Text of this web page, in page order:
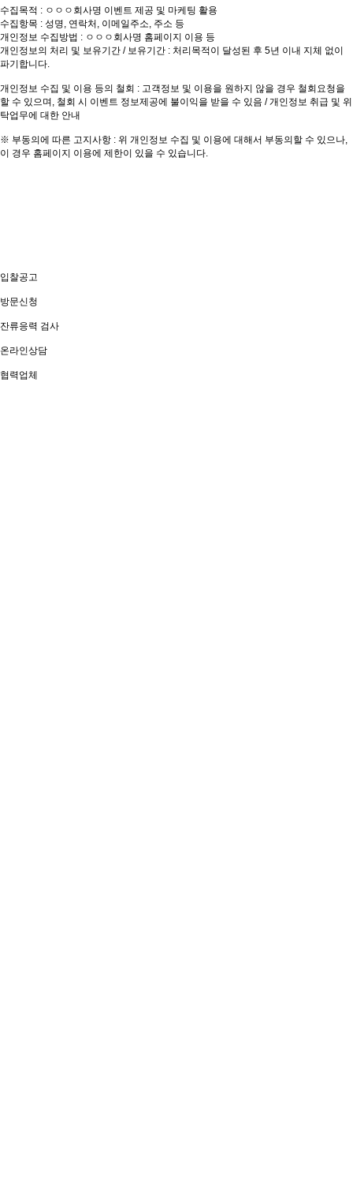
수집목적 : ㅇㅇㅇ회사명 이벤트 제공 및 마케팅 활용
수집항목 : 성명, 연락처, 이메일주소, 주소 등
개인정보 수집방법 : ㅇㅇㅇ회사명 홈페이지 이용 등
개인정보의 처리 및 보유기간 / 보유기간 : 처리목적이 달성된 후 5년 이내 지체 없이
파기합니다.
개인정보 수집 및 이용 등의 철회 : 고객정보 및 이용을 원하지 않을 경우 철회요청을
할 수 있으며, 철회 시 이벤트 정보제공에 불이익을 받을 수 있음 / 개인정보 취급 및 위
탁업무에 대한 안내
※ 부동의에 따른 고지사항 : 위 개인정보 수집 및 이용에 대해서 부동의할 수 있으나,
이 경우 홈페이지 이용에 제한이 있을 수 있습니다.
입찰공고
방문신청
잔류응력 검사
온라인상담
협력업체